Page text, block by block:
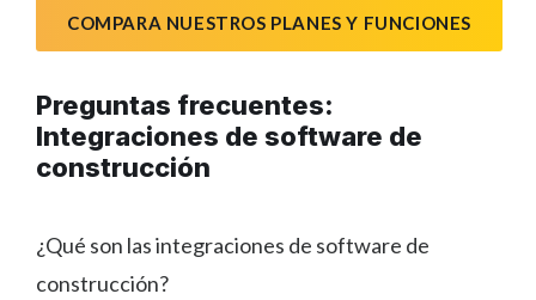
COMPARA NUESTROS PLANES Y FUNCIONES
Preguntas frecuentes:
Integraciones de software de
construcción
¿Qué son las integraciones de software de
construcción?